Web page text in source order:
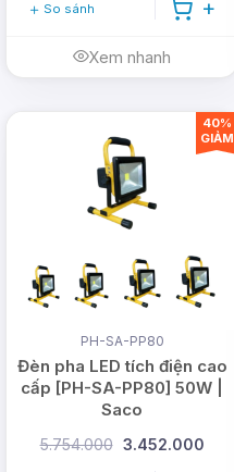
So sánh
Xem nhanh
PH-SA-PP80
Đèn pha LED tích điện cao
cấp [PH-SA-PP80] 50W |
Saco
5.754.000 3.452.000
40%
GIẢM